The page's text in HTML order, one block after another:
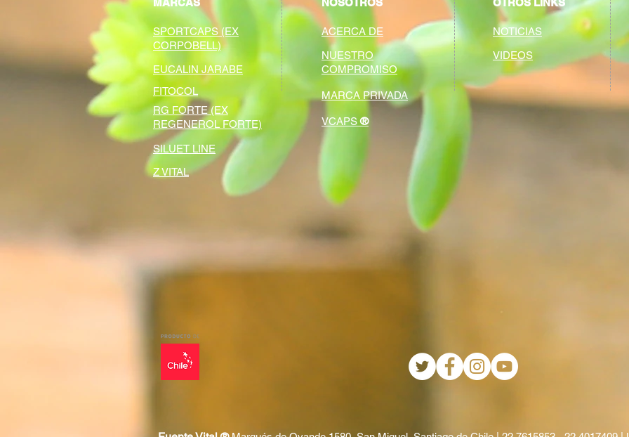
SPORTCAPS (EX
CORPOBELL)
EUCALIN JARABE
FITOCOL
ACERCA DE
NUESTRO
COMPROMISO
NOTICIAS
VIDEOS
MARCA PRIVADA
RG FORTE (EX
REGENEROL FORTE)
VCAPS®
SILUET LINE
Z VITAL